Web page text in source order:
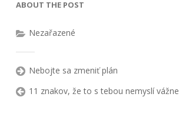
ABOUT THE POST
Nezařazené
Nebojte sa zmeniť plán
11 znakov, že to s tebou nemyslí vážne